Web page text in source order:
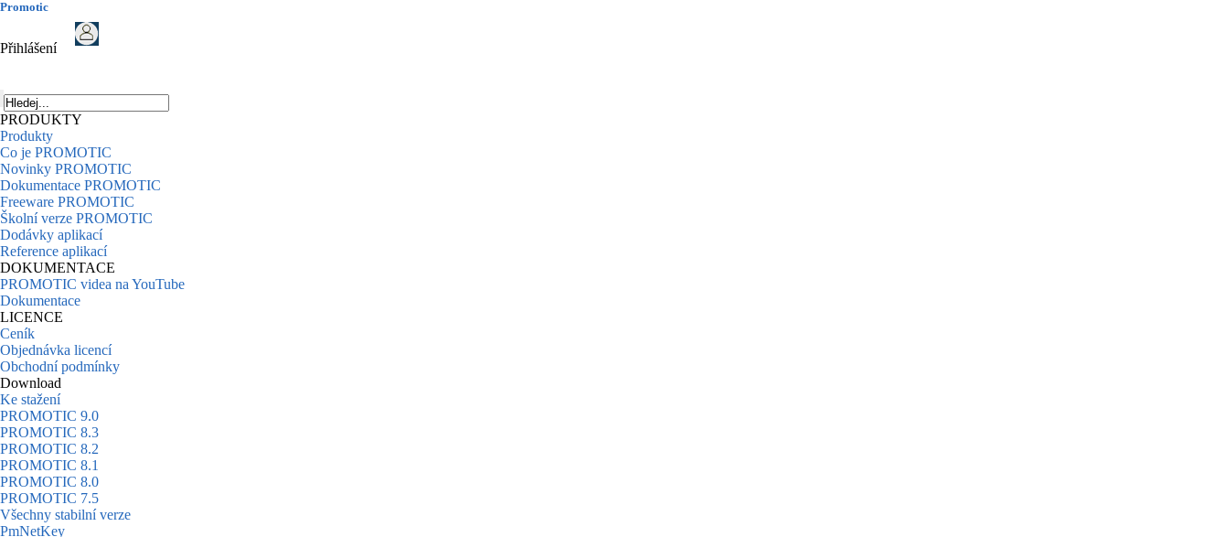
Promotic
Přihlášení
PRODUKTY
Produkty
Co je PROMOTIC
Novinky PROMOTIC
Dokumentace PROMOTIC
Freeware PROMOTIC
Školní verze PROMOTIC
Dodávky aplikací
Reference aplikací
DOKUMENTACE
PROMOTIC videa na YouTube
Dokumentace
LICENCE
Ceník
Objednávka licencí
Obchodní podmínky
Download
Ke stažení
PROMOTIC 9.0
PROMOTIC 8.3
PROMOTIC 8.2
PROMOTIC 8.1
PROMOTIC 8.0
PROMOTIC 7.5
Všechny stabilní verze
PmNetKey